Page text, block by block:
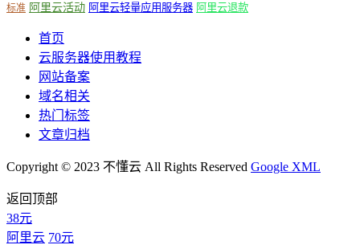
标准 阿里云活动 阿里云轻量应用服务器 阿里云退款
首页
云服务器使用教程
网站备案
域名相关
热门标签
文章归档
Copyright © 2023 不懂云 All Rights Reserved Google XML
返回顶部
38元
阿里云 70元